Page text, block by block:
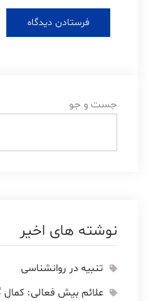
جست و جو
نوشته های اخیر
تنبیه در روانشناسی
علائم بیش فعالی: کمال